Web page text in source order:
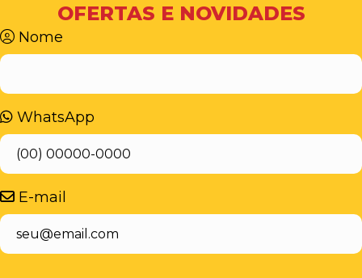
OFERTAS E NOVIDADES
Nome
WhatsApp
E-mail